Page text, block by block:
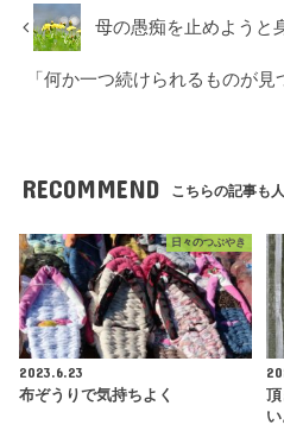
母の愚痴を止めようと
「何か一つ続けられるものが見
RECOMMEND こちらの記事も人
日々のつぶやき
2023.6.23
布ぞうりで気持ちよく